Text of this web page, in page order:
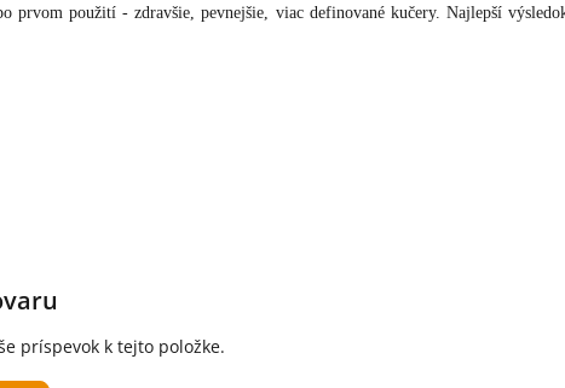
prvom použití - zdravšie, pevnejšie, viac definované kučery. Najlepší
príspevok k tejto položke.